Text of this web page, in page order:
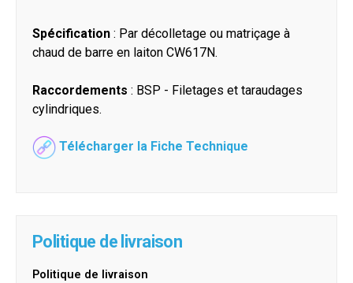
Spécification : Par décolletage ou matriçage à
chaud de barre en laiton CW617N.
Raccordements : BSP - Filetages et taraudages
cylindriques.
Télécharger la Fiche Technique
Politique de livraison
Politique de livraison